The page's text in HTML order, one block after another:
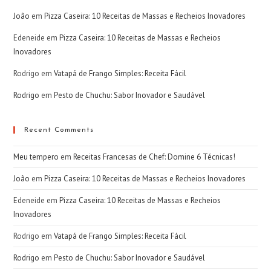
João emPizza Caseira: 10 Receitas de Massas e Recheios Inovadores
Edeneide emPizza Caseira: 10 Receitas de Massas e Recheios
Inovadores
Rodrigo emVatapá de Frango Simples: Receita Fácil
Rodrigo emPesto de Chuchu: Sabor Inovador e Saudável
Recent Comments
Meu tempero emReceitas Francesas de Chef: Domine 6 Técnicas!
João emPizza Caseira: 10 Receitas de Massas e Recheios Inovadores
Edeneide emPizza Caseira: 10 Receitas de Massas e Recheios
Inovadores
Rodrigo emVatapá de Frango Simples: Receita Fácil
Rodrigo emPesto de Chuchu: Sabor Inovador e Saudável